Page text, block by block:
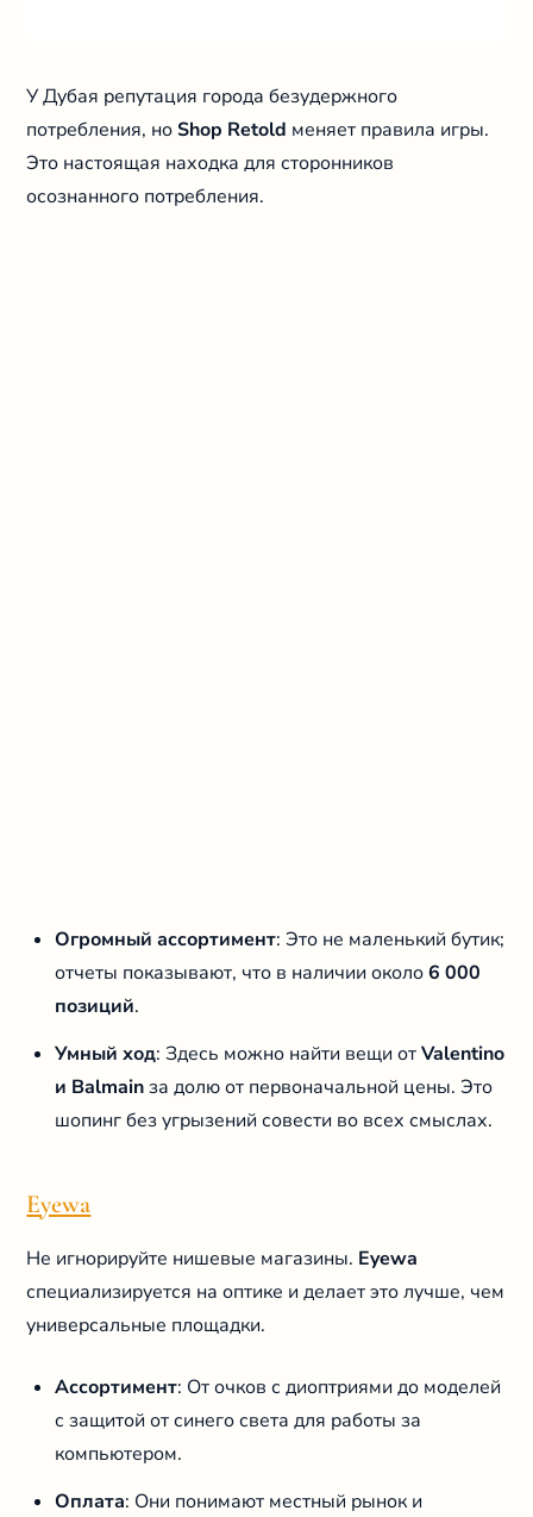
У Дубая репутация города безудержного
потребления, ноShop Retold меняет правила игры.
Это настоящая находка для сторонников
осознанного потребления.
Огромный ассортимент: Это не маленький бутик;
отчеты показывают, что в наличии около6 000
позиций.
Умный ход: Здесь можно найти вещи отValentino
и Balmainза долю от первоначальной цены. Это
шопинг без угрызений совести во всех смыслах.
Eyewa
Не игнорируйте нишевые магазины. Eyewa
специализируется на оптике и делает это лучше, чем
универсальные площадки.
Ассортимент: От очков с диоптриями до моделей
с защитой от синего света для работы за
компьютером.
Оплата: Они понимают местный рынок и